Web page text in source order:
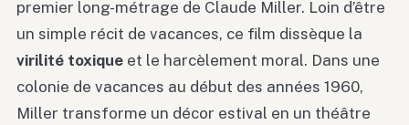
premier long-métrage de Claude Miller. Loin d’être
un simple récit de vacances, ce film dissèque la
virilité toxique et le harcèlement moral. Dans une
colonie de vacances au début des années 1960,
Miller transforme un décor estival en un théâtre